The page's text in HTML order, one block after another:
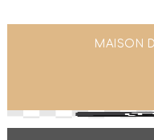
MAISON